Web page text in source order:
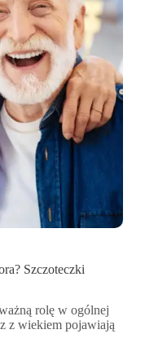
Szczoteczki
rolę w ogólnej
z wiekiem pojawiają